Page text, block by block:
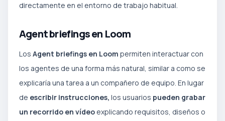
directamente en el entorno de trabajo habitual.
Agent briefings en Loom
Los Agent briefings en Loom permiten interactuar con
los agentes de una forma más natural, similar a como se
explicaría una tarea a un compañero de equipo. En lugar
de escribir instrucciones, los usuarios pueden grabar
un recorrido en vídeo explicando requisitos, diseños o